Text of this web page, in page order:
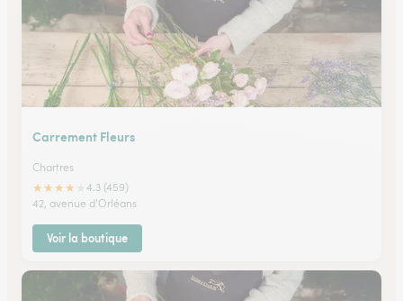
Carrement Fleurs
Chartres
★★★★
4.3 (459)
42, avenue d'Orléans
Voir la boutique